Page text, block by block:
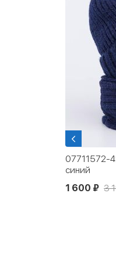
07711572-
синий
1 600 ₽ 3